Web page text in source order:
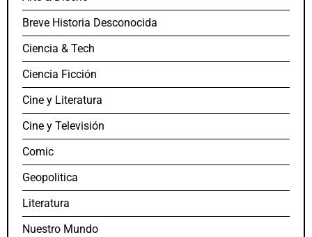
Breve Historia Desconocida
Ciencia & Tech
Ciencia Ficción
Cine y Literatura
Cine y Televisión
Comic
Geopolitica
Literatura
Nuestro Mundo